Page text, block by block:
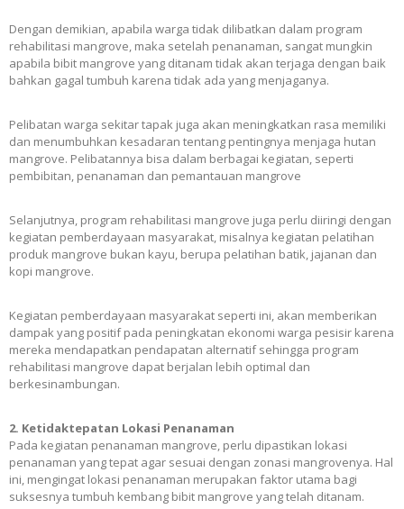
Dengan demikian, apabila warga tidak dilibatkan dalam program
rehabilitasi mangrove, maka setelah penanaman, sangat mungkin
apabila bibit mangrove yang ditanam tidak akan terjaga dengan baik
bahkan gagal tumbuh karena tidak ada yang menjaganya.
Pelibatan warga sekitar tapak juga akan meningkatkan rasa memiliki
dan menumbuhkan kesadaran tentang pentingnya menjaga hutan
mangrove. Pelibatannya bisa dalam berbagai kegiatan, seperti
pembibitan, penanaman dan pemantauan mangrove
Selanjutnya, program rehabilitasi mangrove juga perlu diiringi dengan
kegiatan pemberdayaan masyarakat, misalnya kegiatan pelatihan
produk mangrove bukan kayu, berupa pelatihan batik, jajanan dan
kopi mangrove.
Kegiatan pemberdayaan masyarakat seperti ini, akan memberikan
dampak yang positif pada peningkatan ekonomi warga pesisir karena
mereka mendapatkan pendapatan alternatif sehingga program
rehabilitasi mangrove dapat berjalan lebih optimal dan
berkesinambungan.
2. Ketidaktepatan Lokasi Penanaman
Pada kegiatan penanaman mangrove, perlu dipastikan lokasi
penanaman yang tepat agar sesuai dengan zonasi mangrovenya. Hal
ini, mengingat lokasi penanaman merupakan faktor utama bagi
suksesnya tumbuh kembang bibit mangrove yang telah ditanam.